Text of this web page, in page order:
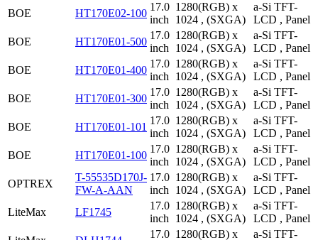
BOE
HT170E02-100
17.0
inch
1280(RGB) x
1024 , (SXGA)
a-Si TFT-
LCD , Panel
BOE
HT170E01-500
17.0
inch
1280(RGB) x
1024 , (SXGA)
a-Si TFT-
LCD , Panel
BOE
HT170E01-400
17.0
inch
1280(RGB) x
1024 , (SXGA)
a-Si TFT-
LCD , Panel
BOE
HT170E01-300
17.0
inch
1280(RGB) x
1024 , (SXGA)
a-Si TFT-
LCD , Panel
BOE
HT170E01-101
17.0
inch
1280(RGB) x
1024 , (SXGA)
a-Si TFT-
LCD , Panel
BOE
HT170E01-100
17.0
inch
1280(RGB) x
1024 , (SXGA)
a-Si TFT-
LCD , Panel
OPTREX
T-55535D170J-
FW-A-AAN
17.0
inch
1280(RGB) x
1024 , (SXGA)
a-Si TFT-
LCD , Panel
LiteMax
LF1745
17.0
inch
1280(RGB) x
1024 , (SXGA)
a-Si TFT-
LCD , Panel
17.0 1280(RGB) x a-Si TFT-